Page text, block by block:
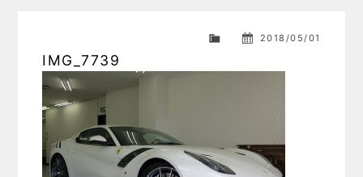
ギャラリー
会社概要
2018/05/01
IMG_7739